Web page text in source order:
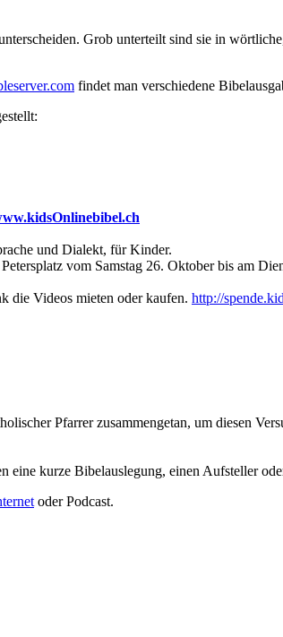
Grob unterteilt sind sie in
findet man verschiedene
und Dialekt, für Kinder.
vom Samstag 26. Oktober bis am
die Videos mieten oder kaufen. http://
Pfarrer zusammengetan, um diesen
eine kurze Bibelauslegung, einen Aufsteller
oder Podcast.